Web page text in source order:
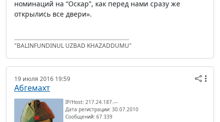
номинаций на “Оскар”, как перед нами сразу же
открылись все двери».
"BALINFUNDINUL UZBAD KHAZADDUMU"
19 июля 2016 19:59
Абгемахт
IP/Host: 217.24.187.---
Дата регистрации: 30.07.2010
Сообщений: 67 339